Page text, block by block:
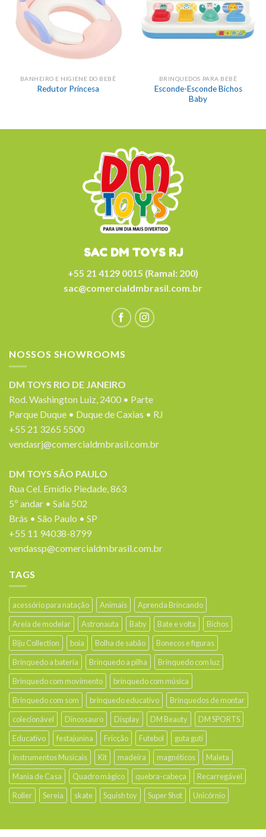
BANHEIRO E HIGIENE DO BEBÊ
Redutor Princesa
BRINQUEDOS PARA BEBÊ
Esconde-Esconde Bichos
Baby
SAC DM TOYS RJ
+55 21 4129 0015 (Ramal: 200)
sac@comercialdmbrasil.com.br
NOSSOS SHOWROOMS
DM TOYS RIO DE JANEIRO
Rod. Washington Luiz, 2400 • Parte
Parque Duque • Duque de Caxias • RJ
+55 21 3265 5500
vendasrj@comercialdmbrasil.com.br
DM TOYS SÃO PAULO
Rua Cel. Emídio Piedade, 863
5º andar • Sala 502
Brás • São Paulo • SP
+55 11 94038-8799
vendassp@comercialdmbrasil.com.br
TAGS
acessório para natação Animais
Aprenda Brincando
Areia de modelar
Astronauta Baby Bate e volta
Bichos
Biju Collection
boia Bolha de sabão
Bonecos e figuras
Brinquedo a bateria
Brinquedo a pilha
Brinquedo com luz
Brinquedo com movimento
brinquedo com música
Brinquedo com som
brinquedo educativo
Brinquedos de montar
colecionável
Dinossauro Display DM Beauty
DM SPORTS
Educativo
festajunina Fricção Futebol
guta guti
Instrumentos Musicais
Kit madeira magnéticos
Maleta
Mania de Casa
Quadro mágico quebra-cabeça
Recarregável
Roller
Sereia skate Squish toy Super Shot Unicórnio